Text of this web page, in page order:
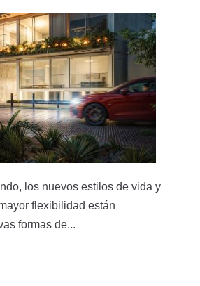
los nuevos estilos de vida y
flexibilidad están
formas de...